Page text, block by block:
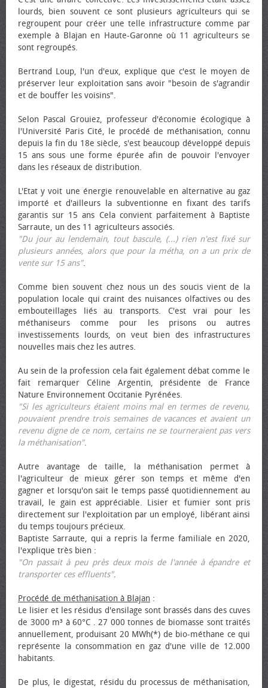
lourds, bien souvent ce sont plusieurs agriculteurs qui se
regroupent pour créer une telle infrastructure comme par
exemple à Blajan en Haute-Garonne où 11 agriculteurs se
sont regroupés.
Bertrand Loup, l'un d'eux, explique que c'est le moyen de
préserver leur exploitation sans avoir "besoin de s'agrandir
et de bouffer les voisins".
Selon Pascal Grouiez, professeur d'économie écologique à
l'Université Paris Cité, le procédé de méthanisation, connu
depuis la fin du 18e siècle, s'est beaucoup développé depuis
15 ans sous une forme épurée afin de pouvoir l'envoyer
dans les réseaux de distribution.
L'Etat y voit une énergie renouvelable en alternative au gaz
importé et d'ailleurs la subventionne en fixant des tarifs
garantis sur 15 ans Cela convient parfaitement à Baptiste
Sarraute, un des 11 agriculteurs associés.
"Du jour au lendemain, tout bascule, (...) rien n'est fixé sur
plusieurs années, alors que pour la métha, on a un prix de
vente sur 15 ans".
Comme bien souvent chez nous un des soucis vient de la
population locale qui craint des nuisances olfactives ou des
embouteillages liés au transports. C'est vrai pour les
méthaniseurs comme pour les prisons ou autres
investissements lourds, on veut bien des infrastructures
nouvelles mais chez les autres.
Au sein de la profession cela fait également débat comme le
fait remarquer Céline Argentin, présidente de France
Nature Environnement Occitanie Pyrénées.
"Si les agriculteurs étaient moins mal en termes de revenu,
pouvaient prendre trois semaines de vacances et avaient un
revenu digne de ce nom, certains ne se tourneraient pas vers
la méthanisation".
Autre avantage de taille, la méthanisation permet à
l'agriculteur de mieux gérer son temps et même d'en
gagner et lorsqu'on sait le temps passé quotidiennement au
travail, le gain est appréciable. Lisier et fumier sont pris
directement sur l'exploitation par un employé, libérant ainsi
du temps toujours précieux.
Baptiste Sarraute, qui a repris la ferme familiale en 2020,
l'explique très bien :
"On passait à peu près deux mois de l'année à épandre et
transporter ces effluents".
Procédé de méthanisation à Blajan :
Le lisier et les résidus d'ensilage sont brassés dans des cuves
de 3000 m³ à 60°C . 27 000 tonnes de biomasse sont traités
annuellement, produisant 20 MWh(*) de bio-méthane ce qui
représente la consommation en gaz d'une ville de 12.000
habitants.
De plus, le digestat, résidu du processus de méthanisation,